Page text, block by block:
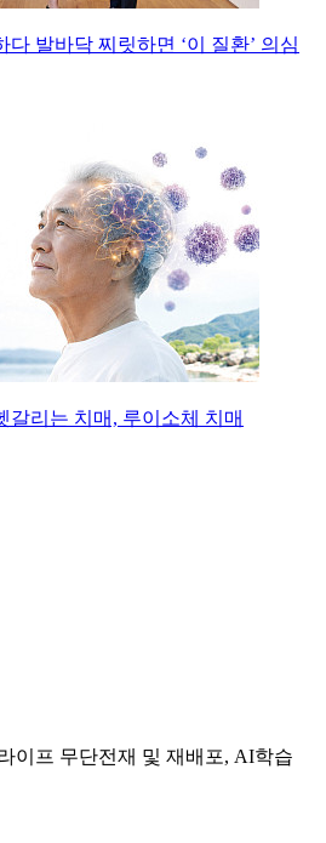
다 발바닥 찌릿하면 ‘이 질환’ 의심
갈리는 치매, 루이소체 치매
이프 무단전재 및 재배포, AI학습